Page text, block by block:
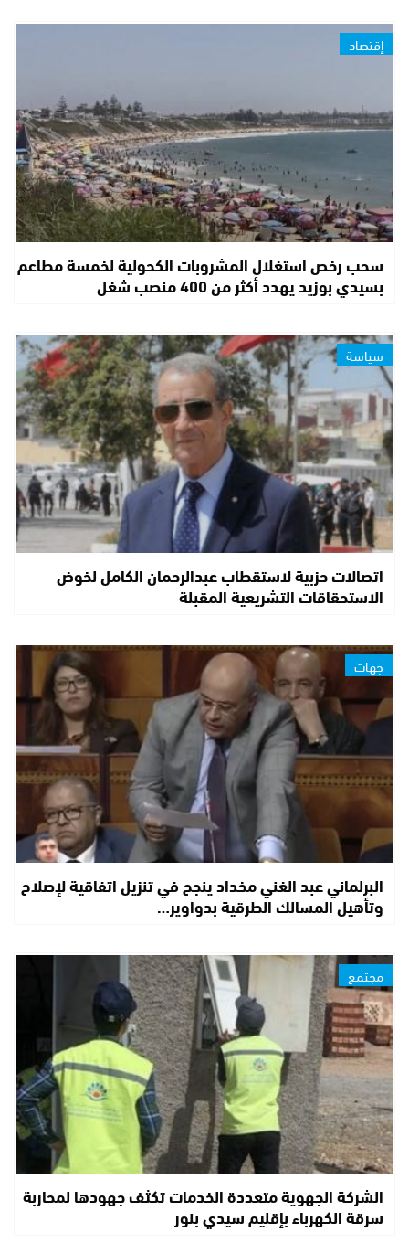
إقتصاد
سحب رخص استغلال المشروبات الكحولية لخمسة مطاعم
بسيدي بوزيد يهدد أكثر من 400 منصب شغل
سياسة
اتصالات حزبية لاستقطاب عبدالرحمان الكامل لخوض
الاستحقاقات التشريعية المقبلة
جهات
البرلماني عبد الغني مخداد ينجح في تنزيل اتفاقية لإصلاح
وتأهيل المسالك الطرقية بدواوير…
مجتمع
الشركة الجهوية متعددة الخدمات تكثف جهودها لمحاربة
سرقة الكهرباء بإقليم سيدي بنور